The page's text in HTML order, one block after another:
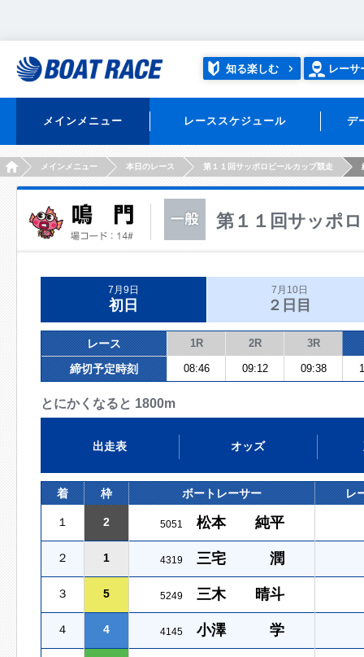
知る楽しむ レーサ
メインメニュー レーススケジュール デ
HOMEメインメニュー 本日のレース 第１１回サッポロビールカップ競走
第１１回サッポ
7月9日
初日
7月10日
２日目
レース 1R 2R 3R
締切予定時刻 08:46 09:12 09:38
とにかくなると 1800m
出走表 オッズ
着 枠 ボートレーサー レ
１ 2 5051 松本 純平
２ 1 4319 三宅 潤
３ 5 5249 三木 晴斗
４ 4 4145 小澤 学